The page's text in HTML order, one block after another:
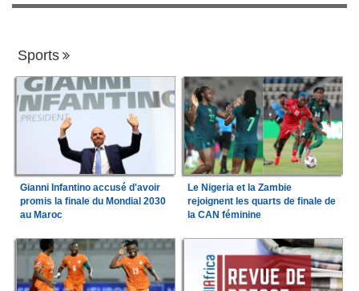
Sports
Gianni Infantino accusé d'avoir
promis la finale du Mondial 2030
au Maroc
Le Nigeria et la Zambie
rejoignent les quarts de finale de
la CAN féminine